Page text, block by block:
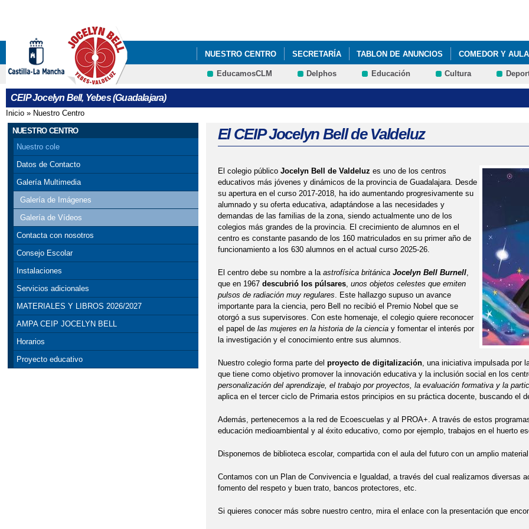
NUESTRO CENTRO SECRETARÍA TABLON DE ANUNCIOS COMEDOR Y
EducamosCLM Delphos Educación Cultura
CEIP Jocelyn Bell, Yebes (Guadalajara)
Se encuentra usted aquí
Inicio » Nuestro Centro
NUESTRO CENTRO
Nuestro cole
Datos de Contacto
Galería Multimedia
Galería de Imágenes
Galería de Vídeos
Contacta con nosotros
Consejo Escolar
Instalaciones
Servicios adicionales
MATERIALES Y LIBROS 2026/2027
AMPA CEIP JOCELYN BELL
Horarios
Proyecto educativo
El CEIP Jocelyn Bell de Valdeluz
El colegio público Jocelyn Bell de Valdeluz es uno de los centros
educativos más jóvenes y dinámicos de la provincia de Guadalajara. Desde
su apertura en el curso 2017-2018, ha ido aumentando progresivamente su
alumnado y su oferta educativa, adaptándose a las necesidades y
demandas de las familias de la zona, siendo actualmente uno de los
colegios más grandes de la provincia. El crecimiento de alumnos en el
centro es constante pasando de los 160 matriculados en su primer año de
funcionamiento a los 630 alumnos en el actual curso 2025-26.
El centro debe su nombre a la astrofísica británica Jocelyn Bell Burnell,
que en 1967 descubrió los púlsares, unos objetos celestes que emiten
pulsos de radiación muy regulares. Este hallazgo supuso un avance
importante para la ciencia, pero Bell no recibió el Premio Nobel que se
otorgó a sus supervisores. Con este homenaje, el colegio quiere reconocer
el papel de las mujeres en la historia de la cienciay fomentar el interés por
la investigación y el conocimiento entre sus alumnos.
Nuestro colegio forma parte del proyecto de digitalización, una iniciativa impulsada por
que tiene como objetivo promover la innovación educativa y la inclusión social en los
personalización del aprendizaje, el trabajo por proyectos, la evaluación formativa y la
aplica en el tercer ciclo de Primaria estos principios en su práctica docente, buscando el
Además, pertenecemos a la red de Ecoescuelas y al PROA+. A través de estos
educación medioambiental y al éxito educativo, como por ejemplo, trabajos en el huerto
Disponemos de biblioteca escolar, compartida con el aula del futuro con un amplio
Contamos con un Plan de Convivencia e Igualdad, a través del cual realizamos diversas
fomento del respeto y buen trato, bancos protectores, etc.
Si quieres conocer más sobre nuestro centro, mira el enlace con la presentación que